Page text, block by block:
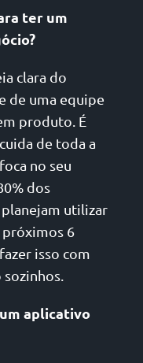
ter um
clara do
de uma equipe
produto. É
de toda a
no seu
80% dos
utilizar
6
isso com
aplicativo